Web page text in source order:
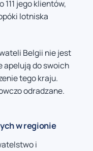
111 jego klientów,
lotniska
Belgii nie jest
apelują do swoich
tego kraju.
odradzane.
w regionie
i